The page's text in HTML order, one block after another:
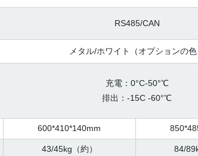
RS485/CAN
メタル/ホワイト（オプションの色
充電：0°C-50°℃
排出：-15C -60°℃
600*410*140mm
43/45kg（約） 84/